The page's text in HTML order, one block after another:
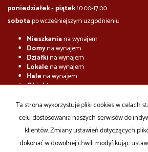
poniedziałek - piątek10.00-17.00
sobotapo wcześniejszym uzgodnieniu
Mieszkaniana wynajem
Domyna wynajem
Działkina wynajem
Lokalena wynajem
Halena wynajem
Obiektyna wynajem
Mieszkaniana sprzedaż
na sprzedaż
Działkina sprzedaż
Lokalena sprzedaż
Halena sprzedaż
Obiektyna sprzedaż
Ta strona wykorzystuje pliki cookies w celach
celu dostosowania naszych serwisów do
klientów. Zmiany ustawień dotyczących
dokonać w dowolnej chwili modyfikując